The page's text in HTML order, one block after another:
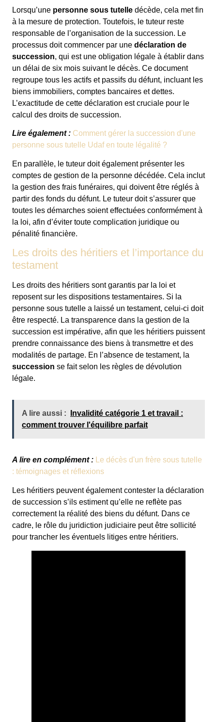
Lorsqu’une personne sous tutelle décède, cela met fin
à la mesure de protection. Toutefois, le tuteur reste
responsable de l’organisation de la succession. Le
processus doit commencer par une déclaration de
succession, qui est une obligation légale à établir dans
un délai de six mois suivant le décès. Ce document
regroupe tous les actifs et passifs du défunt, incluant les
biens immobiliers, comptes bancaires et dettes.
L’exactitude de cette déclaration est cruciale pour le
calcul des droits de succession.
Lire également : Comment gérer la succession d'une
personne sous tutelle Udaf en toute légalité ?
En parallèle, le tuteur doit également présenter les
comptes de gestion de la personne décédée. Cela inclut
la gestion des frais funéraires, qui doivent être réglés à
partir des fonds du défunt. Le tuteur doit s’assurer que
toutes les démarches soient effectuées conformément à
la loi, afin d’éviter toute complication juridique ou
pénalité financière.
Les droits des héritiers et l’importance du
testament
Les droits des héritiers sont garantis par la loi et
reposent sur les dispositions testamentaires. Si la
personne sous tutelle a laissé un testament, celui-ci doit
être respecté. La transparence dans la gestion de la
succession est impérative, afin que les héritiers puissent
prendre connaissance des biens à transmettre et des
modalités de partage. En l’absence de testament, la
succession se fait selon les règles de dévolution
légale.
A lire aussi :
Invalidité catégorie 1 et travail :
comment trouver l'équilibre parfait
A lire en complément :
Le décès d'un frère sous tutelle
: témoignages et réflexions
Les héritiers peuvent également contester la déclaration
de succession s’ils estiment qu’elle ne reflète pas
correctement la réalité des biens du défunt. Dans ce
cadre, le rôle du juridiction judiciaire peut être sollicité
pour trancher les éventuels litiges entre héritiers.